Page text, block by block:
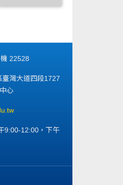
22528
灣大道四段1727
心
9:00-12:00，下午